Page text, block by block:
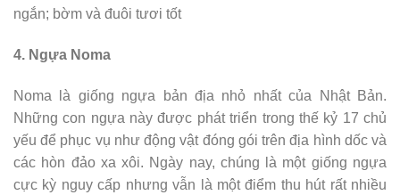
ngắn; bờm và đuôi tươi tốt
4. Ngựa Noma
Noma là giống ngựa bản địa nhỏ nhất của Nhật Bản.
Những con ngựa này được phát triển trong thế kỷ 17 chủ
yếu để phục vụ như động vật đóng gói trên địa hình dốc và
các hòn đảo xa xôi. Ngày nay, chúng là một giống ngựa
cực kỳ nguy cấp nhưng vẫn là một điểm thu hút rất nhiều